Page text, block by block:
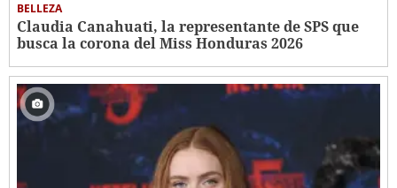
BELLEZA
Claudia Canahuati, la representante de SPS que
busca la corona del Miss Honduras 2026